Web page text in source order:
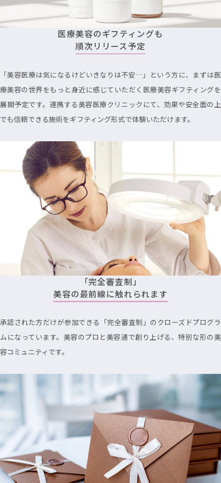
医療美容のギフティングも
順次リリース予定
「美容医療は気になるけどいきなりは不安…」という方に、まずは医
療美容の世界をもっと身近に感じていただく医療美容ギフティングを
展開予定です。連携する美容医療クリニックにて、効果や安全面の上
でも信頼できる施術をギフティング形式で体験いただけます。
「完全審査制」
美容の最前線に触れられます
承認された方だけが参加できる「完全審査制」のクローズドプログラ
ムになっています。美容のプロと美容通で創り上げる、特別な形の美
容コミュニティです。